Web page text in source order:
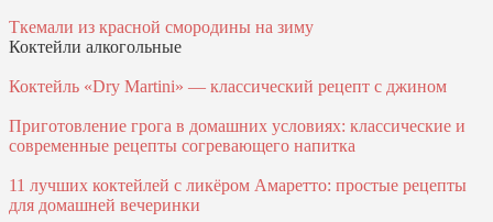
Ткемали из красной смородины на зиму
Коктейли алкогольные
Коктейль «Dry Martini» — классический рецепт с джином
Приготовление грога в домашних условиях: классические и
современные рецепты согревающего напитка
11 лучших коктейлей с ликёром Амаретто: простые рецепты
для домашней вечеринки